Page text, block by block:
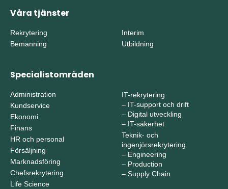
Våra tjänster
Rekrytering
Bemanning
Interim
Utbildning
Specialistområden
Administration
Kundservice
Ekonomi
Finans
HR och personal
Försäljning
Marknadsföring
Chefsrekrytering
Life Science
IT-rekrytering
– IT-support och drift
– Digital utveckling
– IT-säkerhet
Teknik- och
ingenjörsrekrytering
– Engineering
– Production
– Supply Chain